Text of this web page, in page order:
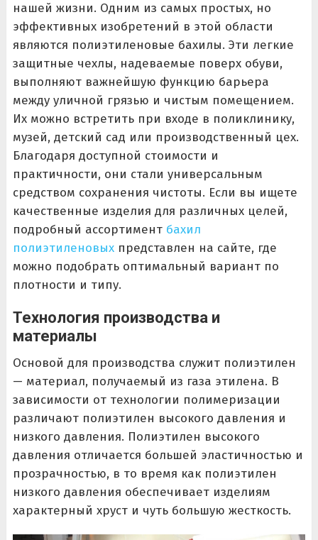
нашей жизни. Одним из самых простых, но
эффективных изобретений в этой области
являются полиэтиленовые бахилы. Эти легкие
защитные чехлы, надеваемые поверх обуви,
выполняют важнейшую функцию барьера
между уличной грязью и чистым помещением.
Их можно встретить при входе в поликлинику,
музей, детский сад или производственный цех.
Благодаря доступной стоимости и
практичности, они стали универсальным
средством сохранения чистоты. Если вы ищете
качественные изделия для различных целей,
подробный ассортимент бахил
полиэтиленовыхпредставлен на сайте, где
можно подобрать оптимальный вариант по
плотности и типу.
Технология производства и
материалы
Основой для производства служит полиэтилен
— материал, получаемый из газа этилена. В
зависимости от технологии полимеризации
различают полиэтилен высокого давления и
низкого давления. Полиэтилен высокого
давления отличается большей эластичностью и
прозрачностью, в то время как полиэтилен
низкого давления обеспечивает изделиям
характерный хруст и чуть большую жесткость.